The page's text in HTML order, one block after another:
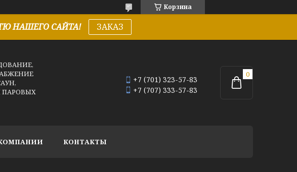
Корзина
НАШЕГО САЙТА! ЗАКАЗ
ПАРОВЫХ
+7 (701) 323-57-83
+7 (707) 333-57-83
КОНТАКТЫ